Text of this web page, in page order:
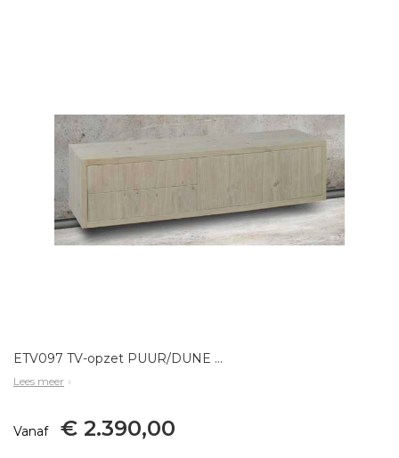
ETV097 TV-opzet PUUR/DUNE 3drs 1la 1klep / hangsysteem 43x 220x43
Lees meer
Vanaf € 2.390,00